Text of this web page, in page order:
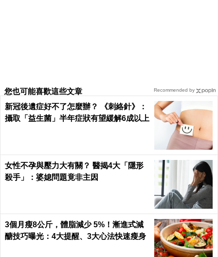
您也可能喜歡這些文章
新冠後遺症好不了怎麼辦？ 《刺絡針》：
攝取「益生菌」半年症狀有望緩解6成以上
女性不孕與壓力大有關？ 醫揭4大「隱形
殺手」：婆媳問題竟非主因
3個月瘦8公斤，體脂減少 5%！漸進式減
醣技巧曝光：4大提醒、3大心法快速瘦身
Recommended by